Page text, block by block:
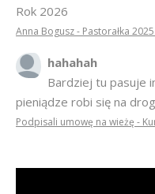
Rok 2026
Anna Bogusz - Pastorałka 2025
hahahah
Bardziej tu pasuje
pieniądze robi się na
Podpisali umowę na wieżę -